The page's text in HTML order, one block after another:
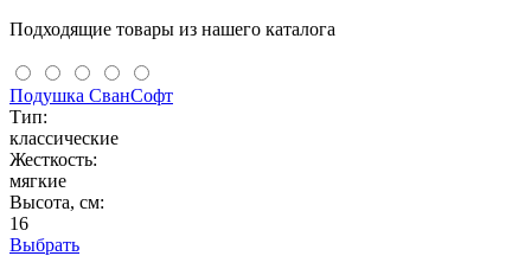
Подходящие товары из нашего каталога
Подушка СванСофт
Тип:
классические
Жесткость:
мягкие
Высота, см:
16
Выбрать